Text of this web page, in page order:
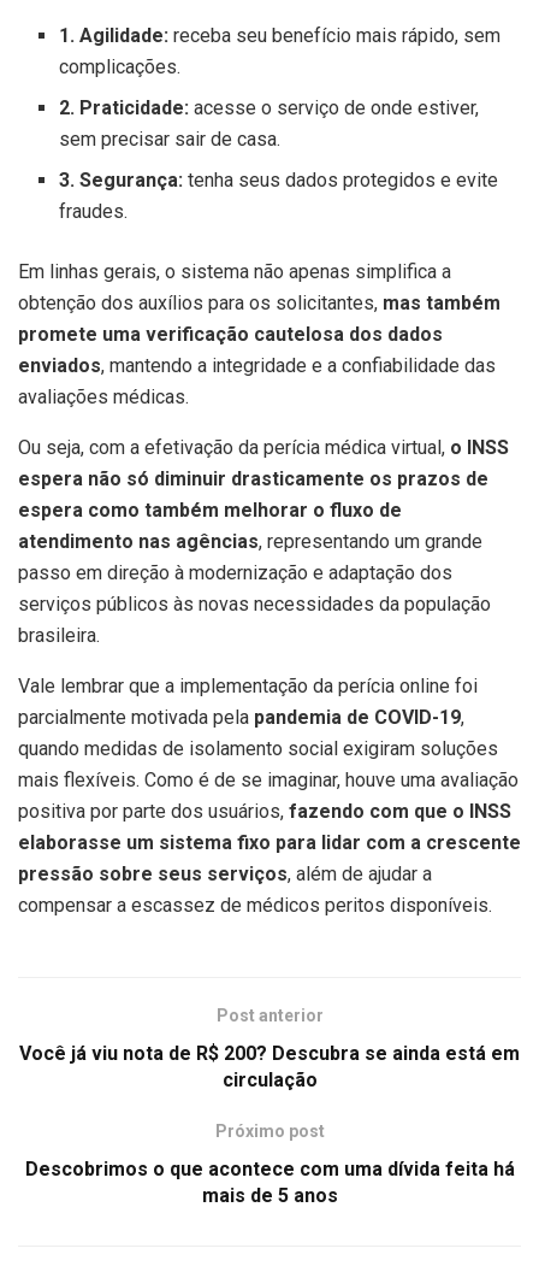
1. Agilidade: receba seu benefício mais rápido, sem
complicações.
2. Praticidade: acesse o serviço de onde estiver,
sem precisar sair de casa.
3. Segurança: tenha seus dados protegidos e evite
fraudes.
Em linhas gerais, o sistema não apenas simplifica a
obtenção dos auxílios para os solicitantes, mas também
promete uma verificação cautelosa dos dados
enviados, mantendo a integridade e a confiabilidade das
avaliações médicas.
Ou seja, com a efetivação da perícia médica virtual, o INSS
espera não só diminuir drasticamente os prazos de
espera como também melhorar o fluxo de
atendimento nas agências, representando um grande
passo em direção à modernização e adaptação dos
serviços públicos às novas necessidades da população
brasileira.
Vale lembrar que a implementação da perícia online foi
parcialmente motivada pela pandemia de COVID-19,
quando medidas de isolamento social exigiram soluções
mais flexíveis. Como é de se imaginar, houve uma avaliação
positiva por parte dos usuários, fazendo com que o INSS
elaborasse um sistema fixo para lidar com a crescente
pressão sobre seus serviços, além de ajudar a
compensar a escassez de médicos peritos disponíveis.
Post anterior
Você já viu nota de R$ 200? Descubra se ainda está em
circulação
Próximo post
Descobrimos o que acontece com uma dívida feita há
mais de 5 anos